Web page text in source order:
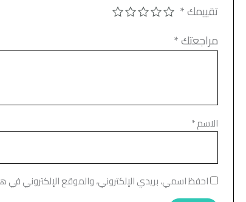
تقييمك*
مراجعتك*
الاسم*
احفظ اسمي، بريدي الإلكتروني، والموقع الإلكتروني